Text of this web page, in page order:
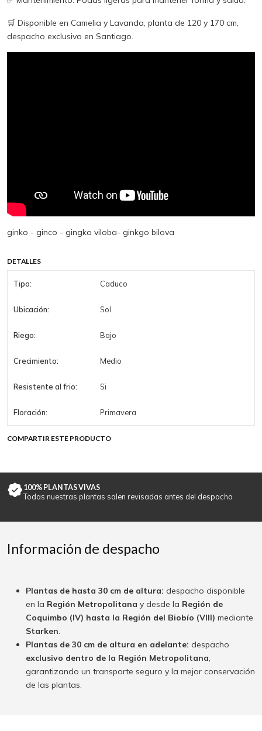
🛒 Disponible en Camelia y Lavanda, planta de 120 y 170 cm,
despacho exclusivo en Santiago.
ginko - ginco - gingko viloba- ginkgo bilova
DETALLES
Tipo: Caduco
Ubicación: Sol
Riego: Bajo
Crecimiento: Medio
Resistente al frio: Si
Floración: Primavera
COMPARTIR ESTE PRODUCTO
100% PLANTAS VIVAS
Todas nuestras plantas salen revisadas antes del despacho
Información de despacho
Plantas de hasta 30 cm de altura: despacho disponible
en la Región Metropolitana y desde la Región de
Coquimbo (IV) hasta la Región del Biobío (VIII) mediante
Starken.
Plantas de 30 cm de altura en adelante: despacho
exclusivo dentro de la Región Metropolitana,
garantizando un transporte seguro y la mejor conservación
de las plantas.